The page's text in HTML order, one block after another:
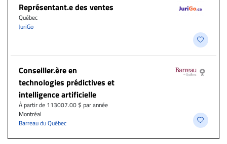
Représentant.e des ventes
Québec
JuriGo
Conseiller.ère en
technologies prédictives et
intelligence artificielle
À partir de 113007.00 $ par année
Montréal
Barreau du Québec